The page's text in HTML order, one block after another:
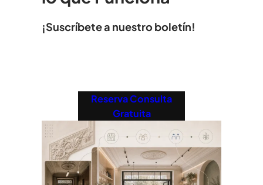
¡Suscríbete a nuestro boletín!
Reserva Consulta
Gratuita